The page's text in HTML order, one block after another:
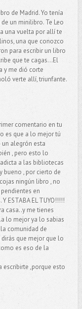
de Madrid. Yo tenía
un minilibro. Te Leo
una vuelta por allí te
una que conozco
para escribir un libro
que te cagas...El
y me dió corte
verte allí, triunfante.
comentario en tu
es que a lo mejor tú
alegrón esta
, pero esto lo
a las bibliotecas
bueno , por cierto de
ningún libro , no
en
ESTABA EL TUYO!!!!!
casa..y me tienes
lo mejor ya lo sabias
comunidad de
dirás que mejor que lo
es eso de la
escribirte ,porque esto